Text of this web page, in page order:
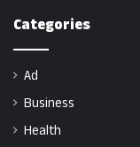
Categories
Ad
Business
Health